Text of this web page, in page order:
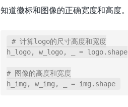
知道徽标和图像的正确宽度和高度。
# 计算logo的尺寸高度和宽度
h_logo, w_logo, _ = logo.shape
# 图像的高度和宽度